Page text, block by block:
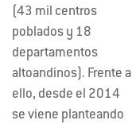
(43 mil centros
poblados y 18
departamentos
altoandinos). Frente a
ello, desde el 2014
se viene planteando